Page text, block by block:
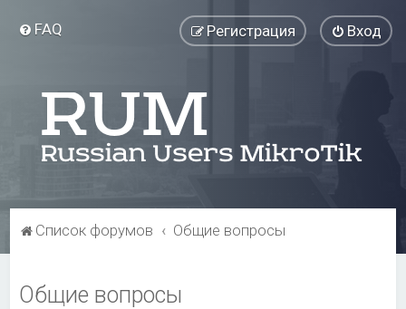
FAQ Вход
Регистрация
Список форумов Общие вопросы
Общие вопросы